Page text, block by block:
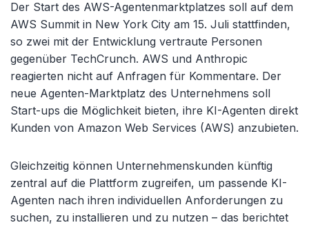
Der Start des AWS-Agentenmarktplatzes soll auf dem
AWS Summit in New York City am 15. Juli stattfinden,
so zwei mit der Entwicklung vertraute Personen
gegenüber TechCrunch. AWS und Anthropic
reagierten nicht auf Anfragen für Kommentare. Der
neue Agenten-Marktplatz des Unternehmens soll
Start-ups die Möglichkeit bieten, ihre KI-Agenten direkt
Kunden von Amazon Web Services (AWS) anzubieten.
Gleichzeitig können Unternehmenskunden künftig
zentral auf die Plattform zugreifen, um passende KI-
Agenten nach ihren individuellen Anforderungen zu
suchen, zu installieren und zu nutzen – das berichtet